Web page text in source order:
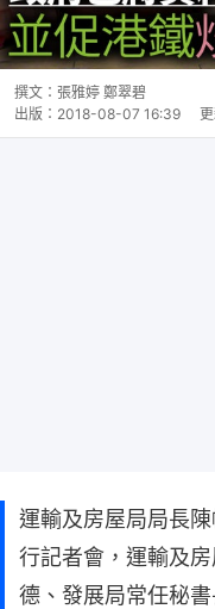
撰文： 張雅婷 鄭翠碧
出版： 2018-08-07 16:39 更
運輸及房屋局局長
行記者會，運輸及
德、發展局常任秘